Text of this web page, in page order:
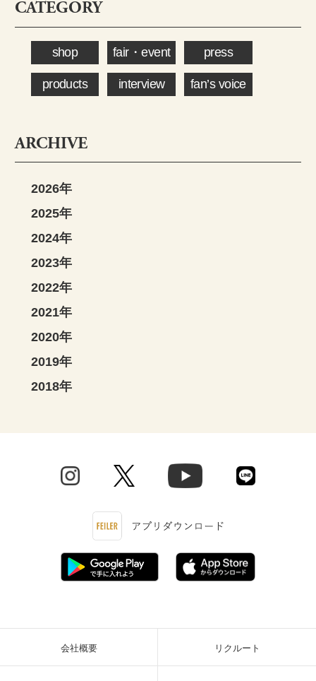
CATEGORY
shop fair・event press
products interview fan’s voice
ARCHIVE
2026年
2025年
2024年
2023年
2022年
2021年
2020年
2019年
2018年
会社概要 リクルート